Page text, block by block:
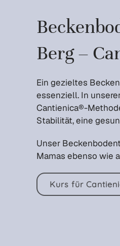
Berg –
Ein gezieltes
essenziell. In
Cantienica®-
Stabilität, eine
Unser
Mamas ebenso wie
Kurs für